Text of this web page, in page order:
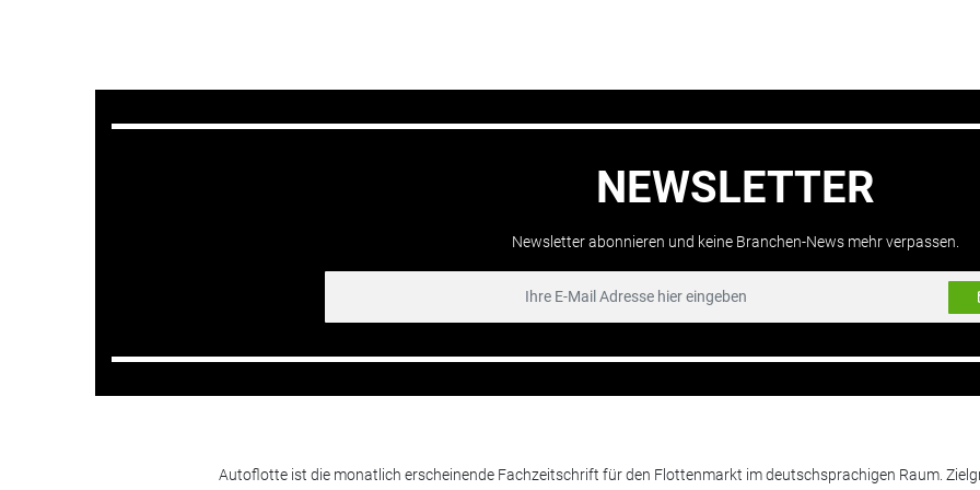
NEWSLETTER
Newsletter abonnieren und keine Branchen-News mehr verpassen.
Autoflotte ist die monatlich erscheinende Fachzeitschrift für den Flottenmarkt im deutschsprachigen Raum.